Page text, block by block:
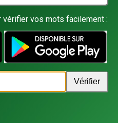
vérifier vos mots facilement :